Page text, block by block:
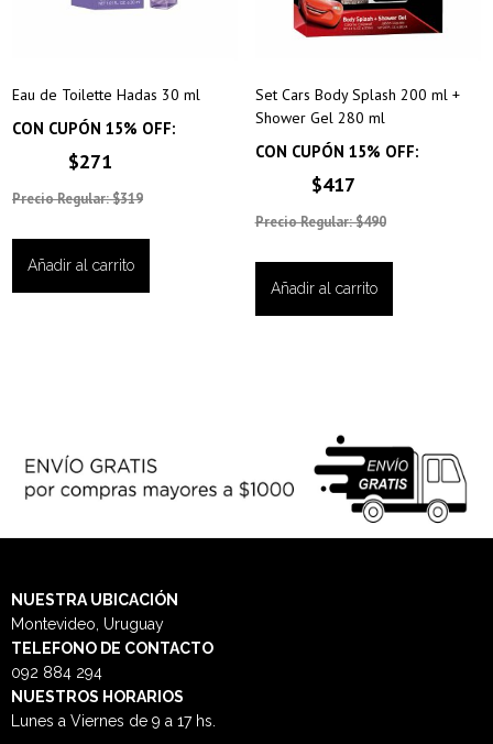
Eau de Toilette Hadas 30 ml
CON CUPÓN 15% OFF:
$271
Precio Regular: $319
Añadir al carrito
Set Cars Body Splash 200 ml +
Shower Gel 280 ml
CON CUPÓN 15% OFF:
$417
Precio Regular: $490
Añadir al carrito
NUESTRAUBICACIÓN
Montevideo, Uruguay
TELEFONO DE CONTACTO
092 884 294
NUESTROS HORARIOS
Lunes a Viernes de 9 a 17 hs.